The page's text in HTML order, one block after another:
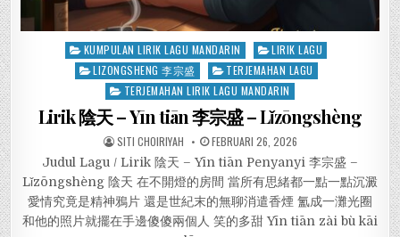
Posted
KUMPULAN LIRIK LAGU MANDARIN
LIRIK LAGU
LIZONGSHENG 李宗盛
TERJEMAHAN LAGU
TERJEMAHAN LIRIK LAGU MANDARIN
Lirik 陰天 – Yīn tiān 李宗盛 – Lǐzōngshèng
SITI CHOIRIYAH FEBRUARI 26, 2026
Judul Lagu / Lirik 陰天 – Yīn tiān Penyanyi 李宗盛 –
Lǐzōngshèng 陰天 在不開燈的房間 當所有思緒都一點一點沉澱
愛情究竟是精神鴉片 還是世紀末的無聊消遣香煙 氳成一灘光圈
和他的照片就擺在手邊傻傻兩個人 笑的多甜 Yīn tiān zài bù kāi